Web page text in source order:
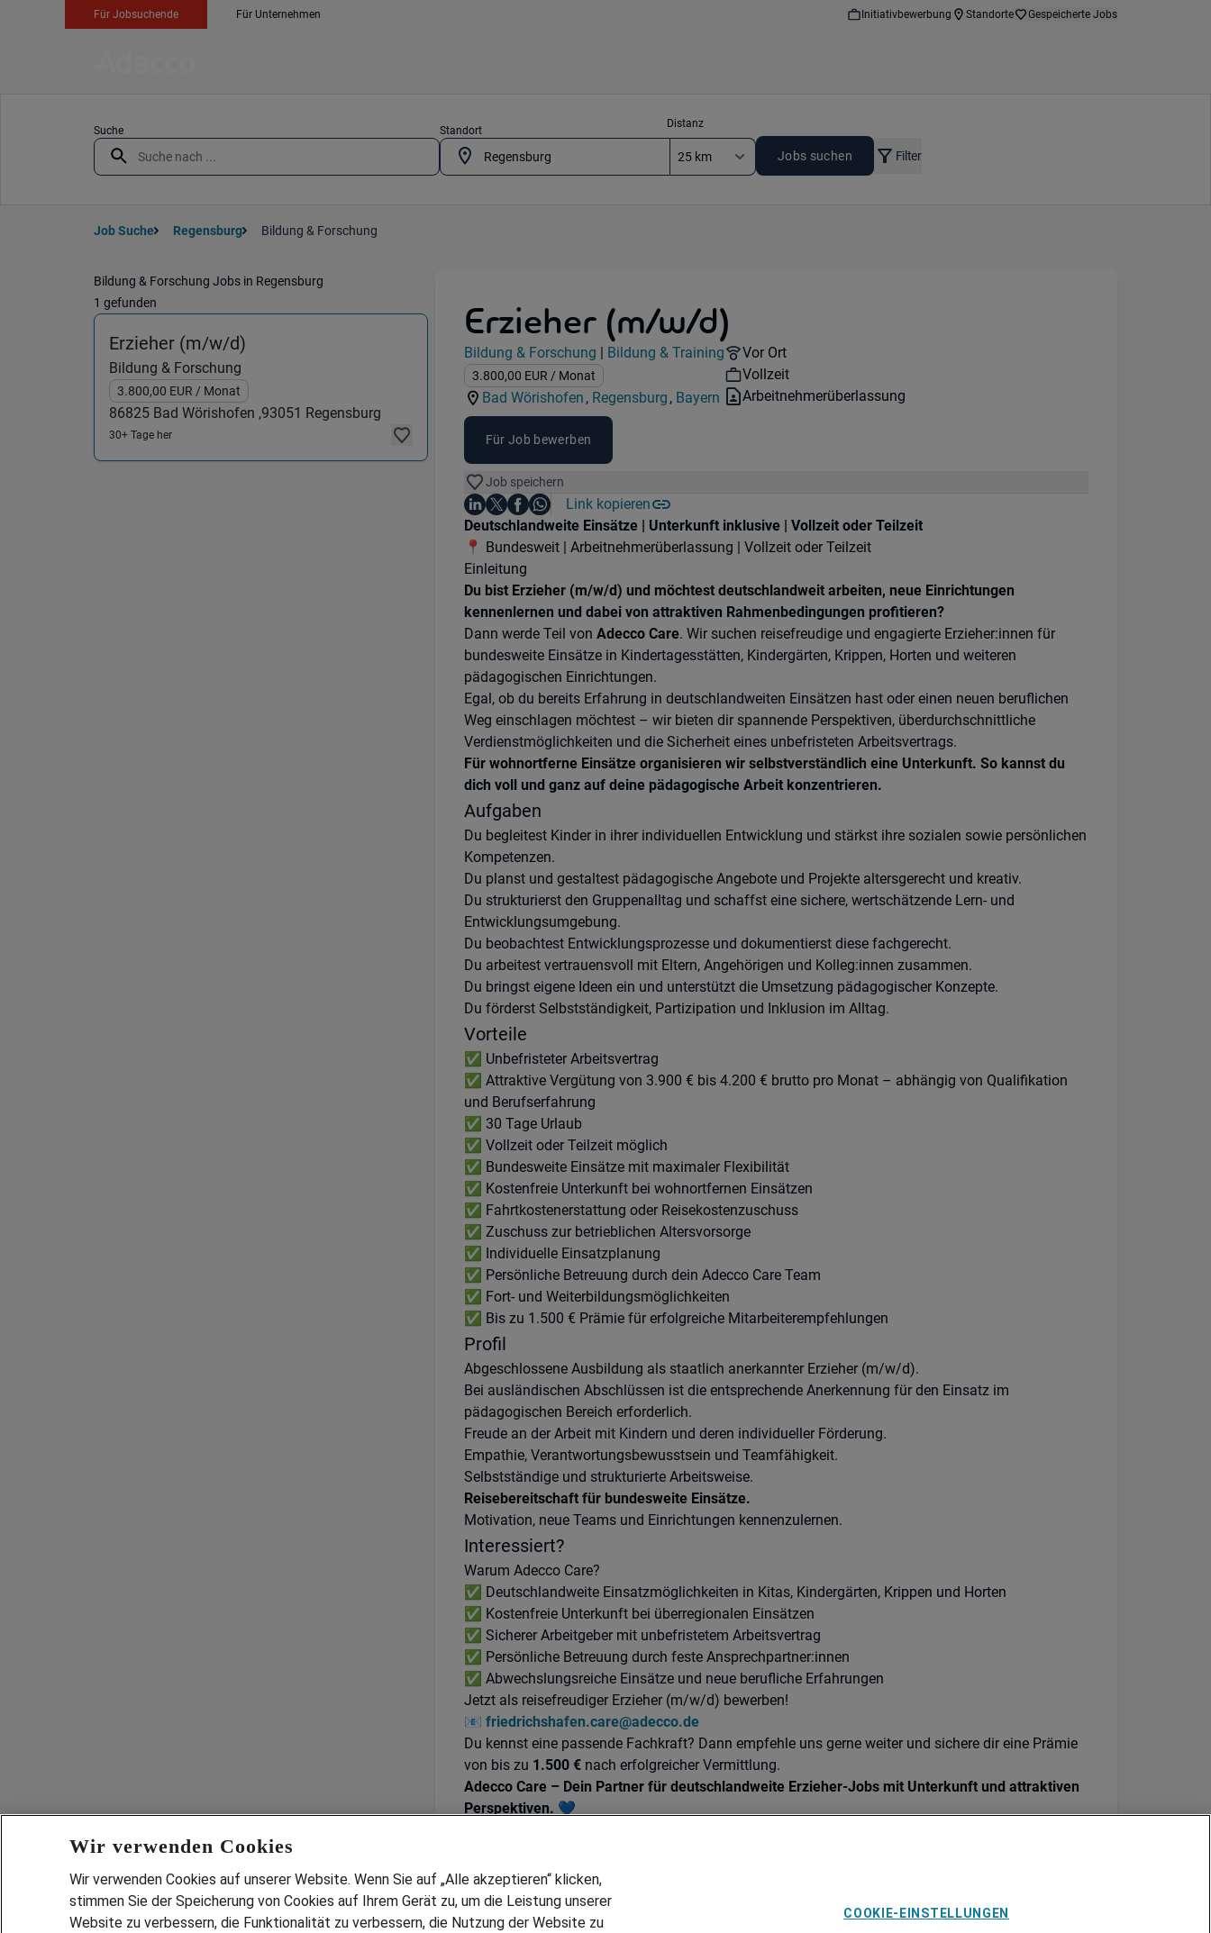
Für Jobsuchende Für Unternehmen Initiativbewerbung Standorte Gespeicherte Jobs
Suche Standort
Distanz
Jobs suchen Filter
Job Suche Regensburg Bildung & Forschung
Bildung & Forschung Jobs in Regensburg
1 gefunden
Erzieher (m/w/d) (Bildung & Forschung) in 86825 Bad Wörishofen , 93051 Regensburg
Bildung & Forschung
3.800,00 EUR / Monat
86825 Bad Wörishofen ,93051 Regensburg
30+ Tage her
Erzieher (m/w/d)
Jobdetails
Kategorie:
Bildung & Forschung |
Industry:
Bildung & Training
Gehalt:
3.800,00 EUR / Monat
Standorte:
Bad Wörishofen ,
Standorte:
Regensburg ,
Region:
Bayern
Remote Option:
Vor Ort
Workhours:
Vollzeit
Vertragsart:
Arbeitnehmerüberlassung
Für Job bewerben
Job speichern
Teile diesen Job
Auf LinkedIn teilen
Auf X teilen
Auf Facebook teilen
Auf WhatsApp teilen
Link kopieren
Einleitung
Deutschlandweite Einsätze | Unterkunft inklusive | Vollzeit oder Teilzeit
📍 Bundesweit | Arbeitnehmerüberlassung | Vollzeit oder Teilzeit
Einleitung
Du bist Erzieher (m/w/d) und möchtest deutschlandweit arbeiten, neue Einrichtungen
kennenlernen und dabei von attraktiven Rahmenbedingungen profitieren?
Dann werde Teil von Adecco Care. Wir suchen reisefreudige und engagierte Erzieher:innen für
bundesweite Einsätze in Kindertagesstätten, Kindergärten, Krippen, Horten und weiteren
pädagogischen Einrichtungen.
Egal, ob du bereits Erfahrung in deutschlandweiten Einsätzen hast oder einen neuen beruflichen
Weg einschlagen möchtest – wir bieten dir spannende Perspektiven, überdurchschnittliche
Verdienstmöglichkeiten und die Sicherheit eines unbefristeten Arbeitsvertrags.
Für wohnortferne Einsätze organisieren wir selbstverständlich eine Unterkunft. So kannst du
dich voll und ganz auf deine pädagogische Arbeit konzentrieren.
Aufgaben
Du begleitest Kinder in ihrer individuellen Entwicklung und stärkst ihre sozialen sowie persönlichen
Kompetenzen.
Du planst und gestaltest pädagogische Angebote und Projekte altersgerecht und kreativ.
Du strukturierst den Gruppenalltag und schaffst eine sichere, wertschätzende Lern- und
Entwicklungsumgebung.
Du beobachtest Entwicklungsprozesse und dokumentierst diese fachgerecht.
Du arbeitest vertrauensvoll mit Eltern, Angehörigen und Kolleg:innen zusammen.
Du bringst eigene Ideen ein und unterstützt die Umsetzung pädagogischer Konzepte.
Du förderst Selbstständigkeit, Partizipation und Inklusion im Alltag.
Vorteile
✅ Unbefristeter Arbeitsvertrag
✅ Attraktive Vergütung von 3.900 € bis 4.200 € brutto pro Monat – abhängig von Qualifikation
und Berufserfahrung
✅ 30 Tage Urlaub
✅ Vollzeit oder Teilzeit möglich
✅ Bundesweite Einsätze mit maximaler Flexibilität
✅ Kostenfreie Unterkunft bei wohnortfernen Einsätzen
✅ Fahrtkostenerstattung oder Reisekostenzuschuss
✅ Zuschuss zur betrieblichen Altersvorsorge
✅ Individuelle Einsatzplanung
✅ Persönliche Betreuung durch dein Adecco Care Team
✅ Fort- und Weiterbildungsmöglichkeiten
✅ Bis zu 1.500 € Prämie für erfolgreiche Mitarbeiterempfehlungen
Profil
Abgeschlossene Ausbildung als staatlich anerkannter Erzieher (m/w/d).
Bei ausländischen Abschlüssen ist die entsprechende Anerkennung für den Einsatz im
pädagogischen Bereich erforderlich.
Freude an der Arbeit mit Kindern und deren individueller Förderung.
Empathie, Verantwortungsbewusstsein und Teamfähigkeit.
Selbstständige und strukturierte Arbeitsweise.
Reisebereitschaft für bundesweite Einsätze.
Motivation, neue Teams und Einrichtungen kennenzulernen.
Interessiert?
Warum Adecco Care?
✅ Deutschlandweite Einsatzmöglichkeiten in Kitas, Kindergärten, Krippen und Horten
✅ Kostenfreie Unterkunft bei überregionalen Einsätzen
✅ Sicherer Arbeitgeber mit unbefristetem Arbeitsvertrag
✅ Persönliche Betreuung durch feste Ansprechpartner:innen
✅ Abwechslungsreiche Einsätze und neue berufliche Erfahrungen
Jetzt als reisefreudiger Erzieher (m/w/d) bewerben!
📧 friedrichshafen.care@adecco.de
Du kennst eine passende Fachkraft? Dann empfehle uns gerne weiter und sichere dir eine Prämie
von bis zu 1.500 €nach erfolgreicher Vermittlung.
Adecco Care – Dein Partner für deutschlandweite Erzieher-Jobs mit Unterkunft und attraktiven
Perspektiven. 💙
Senior Branch Manager
Adecco Personaldienstleistungen GmbH
Care
Wir verwenden Cookies
Wir verwenden Cookies auf unserer Website. Wenn Sie auf „Alle akzeptieren“ klicken,
stimmen Sie der Speicherung von Cookies auf Ihrem Gerät zu, um die Leistung unserer
Website zu verbessern, die Funktionalität zu verbessern, die Nutzung der Website zu
COOKIE-EINSTELLUNGEN